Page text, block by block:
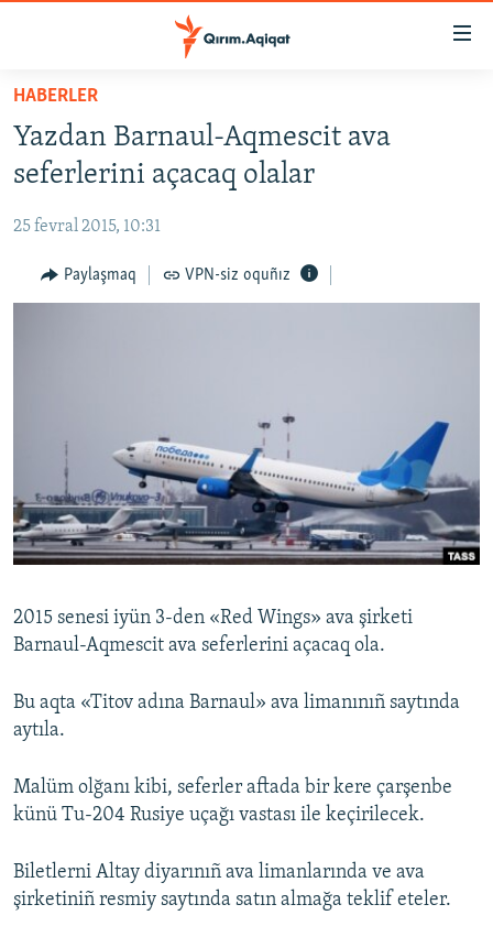
Esas
qaytmaq
Baş
qaytmaq
qaytmaq
HABERLER
SİYASET
CEMİYET
MEDENİYET
Русский
Українською
QOŞULIÑIZ!
RFE/RS bütün saytları
HABERLER
Yazdan Barnaul-Aqmescit ava
seferlerini açacaq olalar
25 fevral 2015, 10:31
Paylaşmaq VPN-siz oquñız
2015 senesi iyün 3-den «Red Wings» ava şirketi
Barnaul-Aqmescit ava seferlerini açacaq ola.
Bu aqta «Titov adına Barnaul» ava limanınıñ saytında
aytıla.
Malüm olğanı kibi, seferler aftada bir kere çarşenbe
künü Tu-204 Rusiye uçağı vastası ile keçirilecek.
Biletlerni Altay diyarınıñ ava limanlarında ve ava
şirketiniñ resmiy saytında satın almağa teklif eteler.